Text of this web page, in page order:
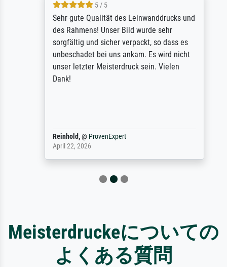
5 / 5
Sehr gute Qualität des Leinwanddrucks und
des Rahmens! Unser Bild wurde sehr
sorgfältig und sicher verpackt, so dass es
unbeschadet bei uns ankam. Es wird nicht
unser letzter Meisterdruck sein. Vielen
Dank!
Reinhold,@ProvenExpert
April 22, 2026
Meisterdruckeについての
よくある質問